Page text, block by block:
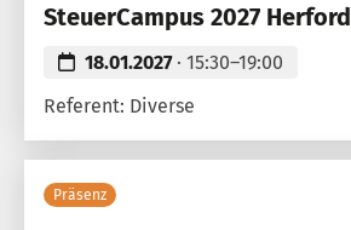
SteuerCampus 2027 Herford
18.01.2027· 15:30–19:00
Referent: Diverse
Präsenz